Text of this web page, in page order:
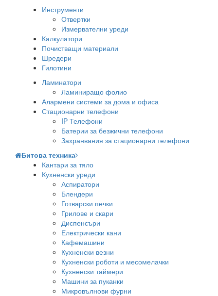
Инструменти
Отвертки
Измервателни уреди
Калкулатори
Почистващи материали
Шредери
Гилотини
Ламинатори
Ламиниращо фолио
Алармени системи за дома и офиса
Стационарни телефони
IP Телефони
Батерии за безжични телефони
Захранвания за стационарни телефони
Битова техника
Кантари за тяло
Кухненски уреди
Аспиратори
Блендери
Готварски печки
Грилове и скари
Диспенсъри
Електрически кани
Кафемашини
Кухненски везни
Кухненски роботи и месомелачки
Кухненски таймери
Машини за пуканки
Микровълнови фурни